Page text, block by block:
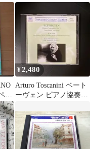
Various Artists; Frederic
Chopin_02
シ
¥2,480
Arturo Toscanini ベート
ーヴェン ピアノ協奏曲